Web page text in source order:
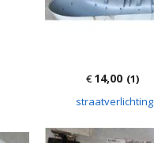
€14,00 (1)
straatverlichting